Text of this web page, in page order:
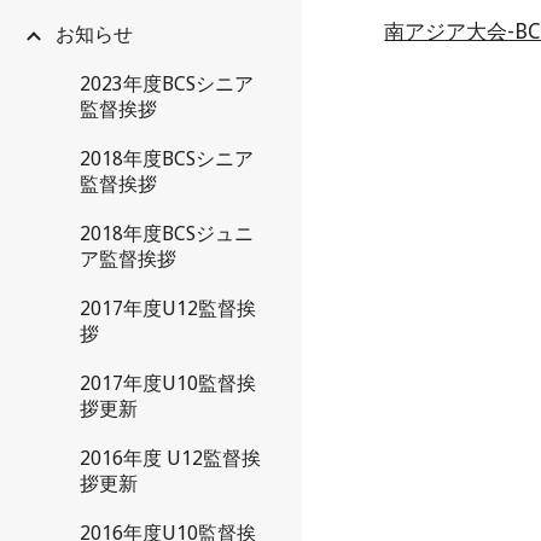
お知らせ
2023年度BCSシニア
監督挨拶
2018年度BCSシニア
監督挨拶
2018年度BCSジュニ
ア監督挨拶
2017年度U12監督挨
拶
2017年度U10監督挨
拶更新
2016年度 U12監督挨
拶更新
2016年度U10監督挨
南アジア大会-